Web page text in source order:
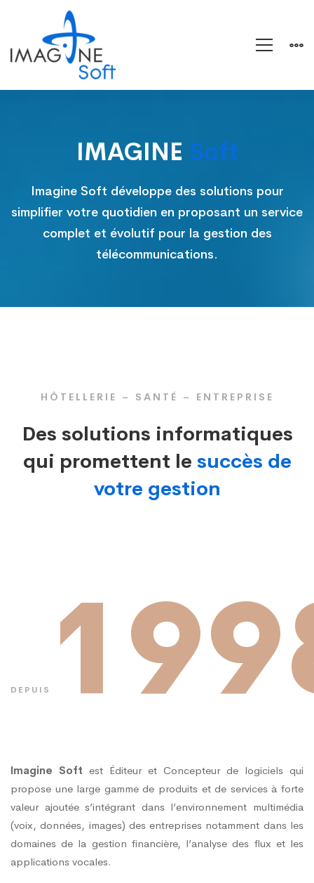
IMAGINE Soft
Imagine Soft développe des solutions pour
simplifier votre quotidien en proposant un service
complet et évolutif pour la gestion des
télécommunications.
HÔTELLERIE – SANTÉ – ENTREPRISE
Des solutions informatiques
qui promettent le succès de
votre gestion
DEPUIS
Imagine Soft est Éditeur et Concepteur de logiciels qui
propose une large gamme de produits et de services à forte
valeur ajoutée s’intégrant dans l’environnement multimédia
(voix, données, images) des entreprises notamment dans les
domaines de la gestion financière, l’analyse des flux et les
applications vocales.